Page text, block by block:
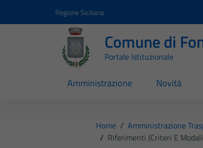
Regione Siciliana
Comune di
Portale Istituzionale
Amministrazione Novità
Home / Amministrazione
/ Riferimenti (Criteri E